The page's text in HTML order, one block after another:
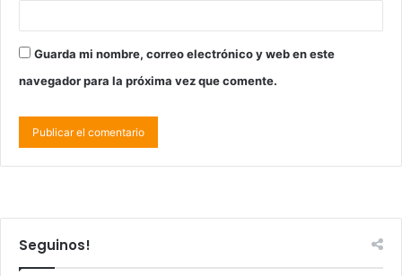
Guarda mi nombre, correo electrónico y web en este
navegador para la próxima vez que comente.
Seguinos!